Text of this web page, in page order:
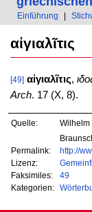
Einführung
αἰγιαλῖτις
[49] αἰγιαλῖτις,
Arch. 17 (X, 8).
Quelle:
Wilhelm
Permalink:
http://
Lizenz:
Faksimiles:
49
Kategorien: